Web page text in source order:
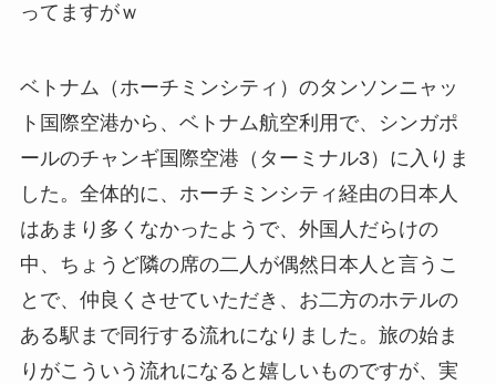
ってますがｗ
ベトナム（ホーチミンシティ）のタンソンニャッ
ト国際空港から、ベトナム航空利用で、シンガポ
ールのチャンギ国際空港（ターミナル3）に入りま
した。全体的に、ホーチミンシティ経由の日本人
はあまり多くなかったようで、外国人だらけの
中、ちょうど隣の席の二人が偶然日本人と言うこ
とで、仲良くさせていただき、お二方のホテルの
ある駅まで同行する流れになりました。旅の始ま
りがこういう流れになると嬉しいものですが、実